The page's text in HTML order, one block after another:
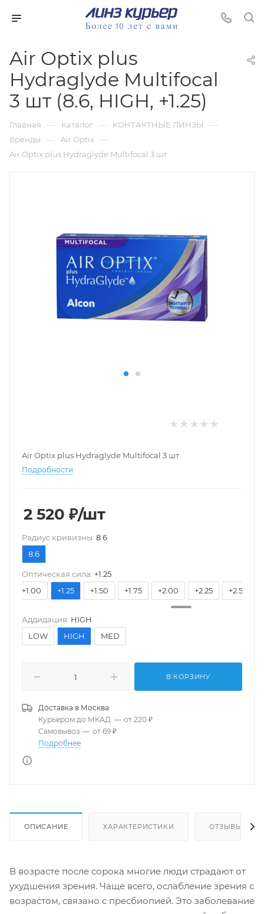
Air Optix plus
Hydraglyde Multifocal
3 шт (8.6, HIGH, +1.25)
Главная — Каталог — КОНТАКТНЫЕ ЛИНЗЫ —
Бренды — Air Optix —
Air Optix plus Hydraglyde Multifocal 3 шт
Air Optix plus Hydraglyde Multifocal 3 шт
Подробности
2 520 ₽/шт
Pадиус кривизны: 8.6
8.6
Оптическая сила: +1.25
+1.00 +1.25 +1.50 +1.75 +2.00 +2.25 +2.50
Аддидация: HIGH
LOW
HIGH MED
В КОРЗИНУ
Доставка в Москва
Курьером до МКАД — от 220 ₽
Самовывоз — от 69 ₽
Подробнее
ОПИСАНИЕ ХАРАКТЕРИСТИКИ ОТЗЫВЫ
В возрасте после сорока многие люди страдают от
ухудшения зрения. Чаще всего, ослабление зрения с
возрастом, связано с пресбиопией. Это заболевание